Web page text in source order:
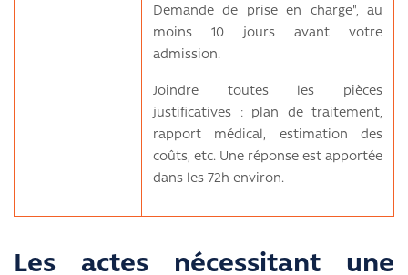
Demande de prise en charge", au
moins 10 jours avant votre
admission.
Joindre toutes les pièces
justificatives : plan de traitement,
rapport médical, estimation des
coûts, etc. Une réponse est apportée
dans les 72h environ.
Les actes nécessitant une